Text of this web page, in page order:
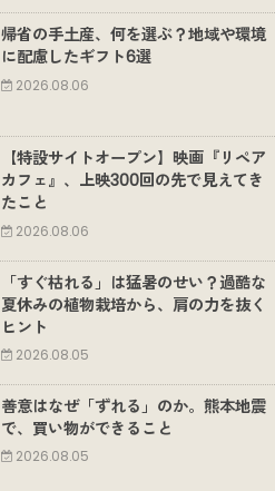
帰省の手土産、何を選ぶ？地域や環境
に配慮したギフト6選
2026.08.06
【特設サイトオープン】映画『リペア
カフェ』、上映300回の先で見えてき
たこと
2026.08.06
「すぐ枯れる」は猛暑のせい？過酷な
夏休みの植物栽培から、肩の力を抜く
ヒント
2026.08.05
善意はなぜ「ずれる」のか。熊本地震
で、買い物ができること
2026.08.05